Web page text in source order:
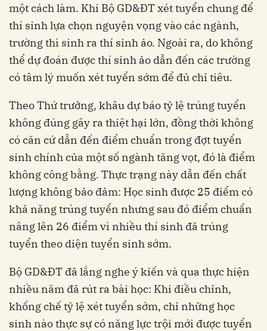
một cách làm. Khi Bộ GD&ĐT xét tuyển chung để
thí sinh lựa chọn nguyện vọng vào các ngành,
trường thì sinh ra thí sinh ảo. Ngoài ra, do không
thể dự đoán được thí sinh ảo dẫn đến các trường
có tâm lý muốn xét tuyển sớm để đủ chỉ tiêu.
Theo Thứ trưởng, khâu dự báo tỷ lệ trúng tuyển
không đúng gây ra thiệt hại lớn, đồng thời không
có căn cứ dẫn đến điểm chuẩn trong đợt tuyển
sinh chính của một số ngành tăng vọt, đó là điểm
không công bằng. Thực trạng này dẫn đến chất
lượng không bảo đảm: Học sinh được 25 điểm có
khả năng trúng tuyển nhưng sau đó điểm chuẩn
nâng lên 26 điểm vì nhiều thí sinh đã trúng
tuyển theo diện tuyển sinh sớm.
Bộ GD&ĐT đã lắng nghe ý kiến và qua thực hiện
nhiều năm đã rút ra bài học: Khi điều chỉnh,
khống chế tỷ lệ xét tuyển sớm, chỉ những học
sinh nào thực sự có năng lực trội mới được tuyển